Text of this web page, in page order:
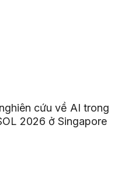
cứu về AI trong
2026 ở Singapore